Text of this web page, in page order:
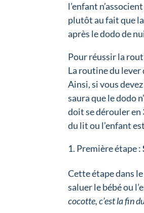
l’enfant
plutôt au fait que
après le dodo de
Pour réussir la
La routine du lever
Ainsi, si vous
saura que le dodo
doit se dérouler en
du lit ou l’enfant
Première étape :
Cette étape dans
saluer le bébé ou
cocotte, c’est la fin